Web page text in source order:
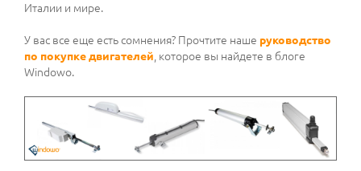
Италии и мире.
У вас все еще есть сомнения? Прочтите наше руководство
по покупке двигателей, которое вы найдете в блоге
Windowo.